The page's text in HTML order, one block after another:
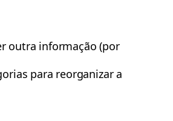
outra informação (por
para reorganizar a